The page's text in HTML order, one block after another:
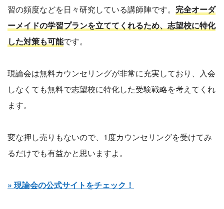
習の頻度などを日々研究している講師陣です。 完全オーダ
ーメイドの学習プランを立ててくれるため、志望校に特化
した対策も可能です。
現論会は無料カウンセリングが非常に充実しており、入会
しなくても無料で志望校に特化した受験戦略を考えてくれ
ます。
変な押し売りもないので、1度カウンセリングを受けてみ
るだけでも有益かと思いますよ。
» 現論会の公式サイトをチェック！